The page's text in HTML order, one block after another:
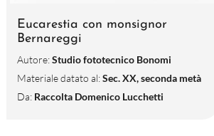
Eucarestia con monsignor
Bernareggi
Autore:Studio fototecnico Bonomi
Materiale datato al:Sec. XX, seconda metà
Da: Raccolta Domenico Lucchetti